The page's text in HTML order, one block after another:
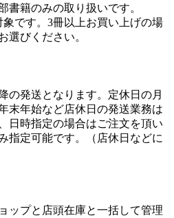
書籍のみの取り扱いです。
です。3冊以上お買い上げの場
選びください。
の発送となります。定休日の月
末年始など店休日の発送業務は
日時指定の場合はご注文を頂い
指定可能です。（店休日などに
ップと店頭在庫と一括して管理